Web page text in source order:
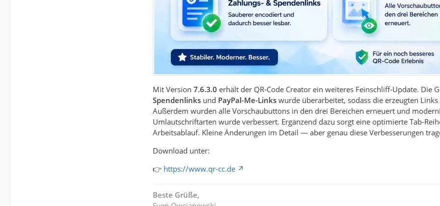
Mit Version 7.6.3.0 erhält der QR-Code Creator ein weiteres Feinschliff-Update. Die
Spendenlinks und PayPal-Me-Links wurde überarbeitet, sodass die erzeugten
Außerdem wurden alle Vorschaubuttons in den drei Bereichen erneuert und
Umlautschriftarten wurde verbessert. Ergänzend dazu sorgt eine optimierte Tab-
Arbeitsablauf. Kleine Änderungen im Detail — aber genau diese Verbesserungen
Download unter:
👉 https://www.qr-cc.de
Beste Grüße,